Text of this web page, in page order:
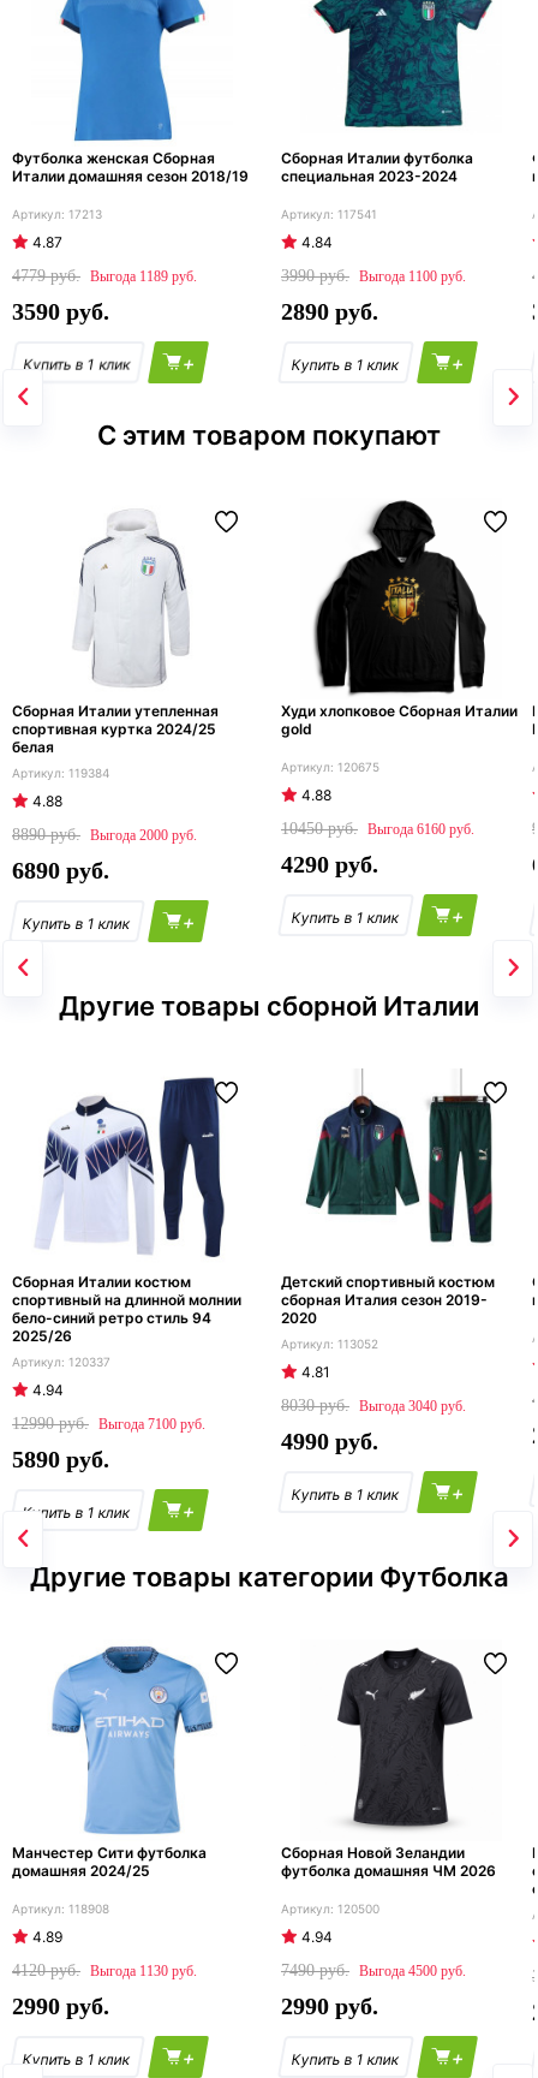
Футболка женская Сборная
Италии домашняя сезон 2018/19
17213
4.87
4779
1189
3590
+
Сборная Италии футболка
специальная 2023-2024
117541
4.84
3990
1100
2890
+
С этим товаром покупают
Сборная Италии утепленная
спортивная куртка 2024/25
белая
119384
4.88
8890
2000
6890
+
Худи хлопковое Сборная Италии
gold
120675
4.88
10450
6160
4290
+
Другие товары сборной Италии
Сборная Италии костюм
спортивный на длинной молнии
бело-синий ретро стиль 94
2025/26
120337
4.94
12990
7100
5890
+
Детский спортивный костюм
сборная Италия сезон 2019-
2020
113052
4.81
8030
3040
4990
+
Другие товары категории Футболка
Манчестер Сити футболка
домашняя 2024/25
118908
4.89
4120
1130
2990
+
Сборная Новой Зеландии
футболка домашняя ЧМ 2026
120500
4.94
7490
4500
2990
+